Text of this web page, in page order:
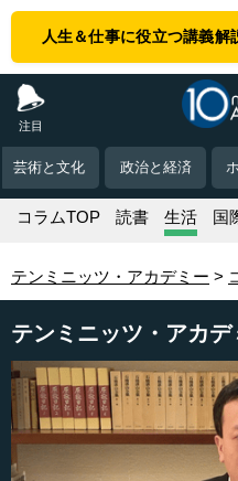
人生＆仕事に役立つ講義解
注目
芸術と文化 政治と経済
コラムTOP 読書 生活 国
テンミニッツ・アカデミー
テンミニッツ・アカ